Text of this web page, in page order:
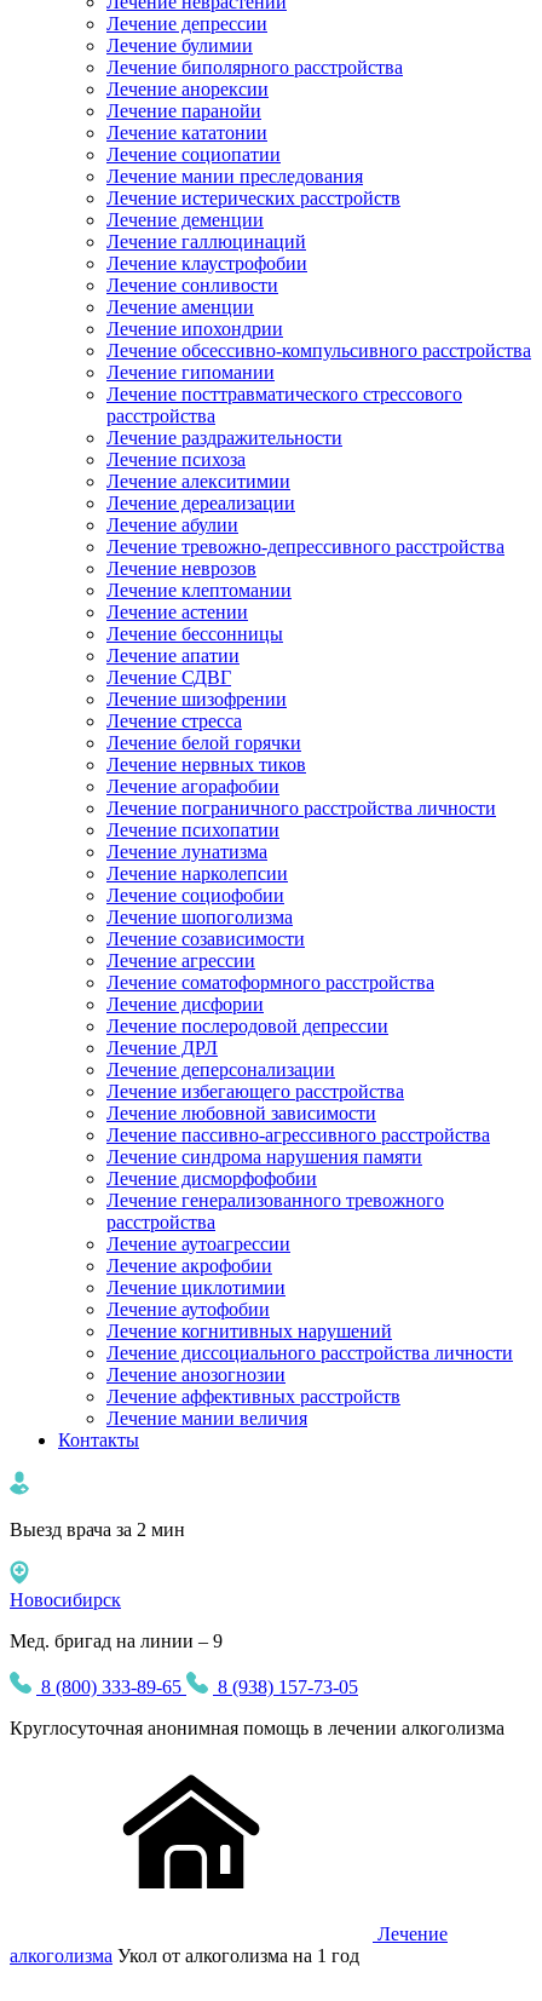
Лечение депрессии
Лечение булимии
Лечение биполярного расстройства
Лечение анорексии
Лечение паранойи
Лечение кататонии
Лечение социопатии
Лечение мании преследования
Лечение истерических расстройств
Лечение деменции
Лечение галлюцинаций
Лечение клаустрофобии
Лечение сонливости
Лечение аменции
Лечение ипохондрии
Лечение обсессивно-компульсивного расстройства
Лечение гипомании
Лечение посттравматического стрессового
расстройства
Лечение раздражительности
Лечение психоза
Лечение алекситимии
Лечение дереализации
Лечение абулии
Лечение тревожно-депрессивного расстройства
Лечение неврозов
Лечение клептомании
Лечение астении
Лечение бессонницы
Лечение апатии
Лечение СДВГ
Лечение шизофрении
Лечение стресса
Лечение белой горячки
Лечение нервных тиков
Лечение агорафобии
Лечение пограничного расстройства личности
Лечение психопатии
Лечение лунатизма
Лечение нарколепсии
Лечение социофобии
Лечение шопоголизма
Лечение созависимости
Лечение агрессии
Лечение соматоформного расстройства
Лечение дисфории
Лечение послеродовой депрессии
Лечение ДРЛ
Лечение деперсонализации
Лечение избегающего расстройства
Лечение любовной зависимости
Лечение пассивно-агрессивного расстройства
Лечение синдрома нарушения памяти
Лечение дисморфофобии
Лечение генерализованного тревожного
расстройства
Лечение аутоагрессии
Лечение акрофобии
Лечение циклотимии
Лечение аутофобии
Лечение когнитивных нарушений
Лечение диссоциального расстройства личности
Лечение анозогнозии
Лечение аффективных расстройств
Лечение мании величия
Контакты
Выезд врача за 2 мин
Новосибирск
Мед. бригад на линии – 9
8 (800) 333-89-65
8 (938) 157-73-05
Круглосуточная анонимная помощь в лечении алкоголизма
Лечение
алкоголизма Укол от алкоголизма на 1 год